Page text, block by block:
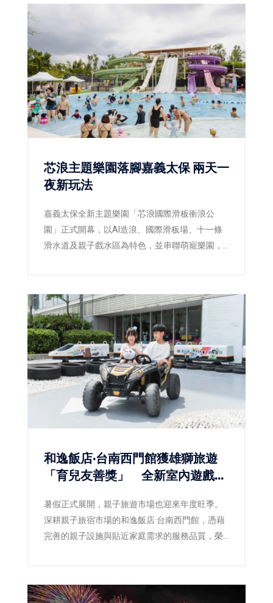
芯浪主題樂園落腳嘉義太保 兩天一
夜新玩法
嘉義太保全新主題樂園「芯浪國際滑板衝浪公
園」正式開幕，以AI造浪、國際滑板場、十一條
滑水道及親子戲水區為特色，並串聯萌寵樂園，
和逸飯店·台南西門館獲雄獅旅遊
「育兒友善獎」 全新室內遊戲室
暑假正式展開，親子旅遊市場也迎來年度旺季。
深耕親子旅宿市場的和逸飯店·台南西門館，憑藉
完善的親子設施與貼近家庭需求的服務品質，榮
到來，飯店同步推出全新室內遊戲空間「和逸囡
仔埕」，並規劃「FUN暑假 1+1放電趣」體驗套票